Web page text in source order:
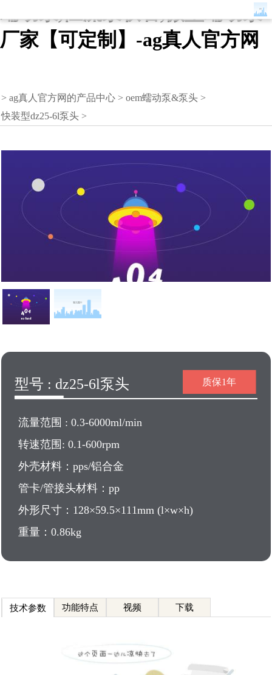
蠕动泵,恒流泵软管,微型蠕动泵
厂家【可定制】-ag真人官方网
>ag真人官方网的产品中心 >oem蠕动泵&泵头 >
快装型dz25-6l泵头 >
型号 : dz25-6l泵头 质保1年
流量范围 : 0.3-6000ml/min
转速范围: 0.1-600rpm
外壳材料：pps/铝合金
管卡/管接头材料：pp
外形尺寸：128×59.5×111mm (l×w×h)
重量：0.86kg
技术参数 功能特点 视频 下载